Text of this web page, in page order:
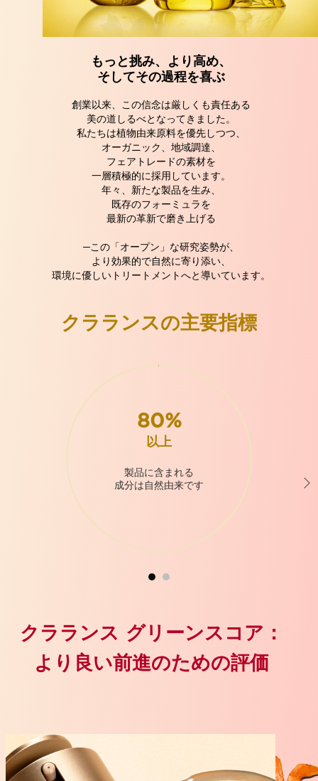
もっと挑み、より高め、
そしてその過程を喜ぶ
創業以来、この信念は厳しくも責任ある
美の道しるべとなってきました。
私たちは植物由来原料を優先しつつ、
オーガニック、地域調達、
フェアトレードの素材を
一層積極的に採用しています。
年々、新たな製品を生み、
既存のフォーミュラを
最新の革新で磨き上げる
─この「オープン」な研究姿勢が、
より効果的で自然に寄り添い、
環境に優しいトリートメントへと導いています。
クラランスの主要指標
80%
以上
製品に含まれる
成分は自然由来です
クラランス グリーンスコア：
より良い前進のための評価